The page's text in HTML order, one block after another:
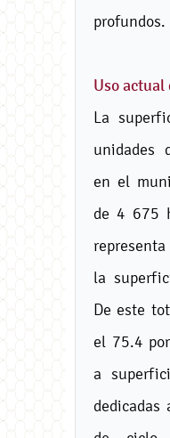
profundos.
Uso actual
La
unidades
en el
de 4 675
la
De este
el 75.4
a
dedicadas